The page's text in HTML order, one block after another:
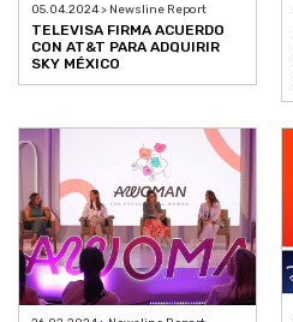
05.04.2024 > Newsline Report
TELEVISA FIRMA ACUERDO
CON AT&T PARA ADQUIRIR
SKY MÉXICO